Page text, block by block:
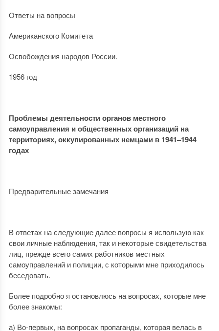
Ответы на вопросы
Американского Комитета
Освобождения народов России.
1956 год
Проблемы деятельности органов местного
самоуправления и общественных организаций на
территориях, оккупированных немцами в 1941–1944
годах
Предварительные замечания
В ответах на следующие далее вопросы я использую как
свои личные наблюдения, так и некоторые свидетельства
лиц, прежде всего самих работников местных
самоуправлений и полиции, с которыми мне приходилось
беседовать.
Более подробно я остановлюсь на вопросах, которые мне
более знакомы:
а) Во-первых, на вопросах пропаганды, которая велась в